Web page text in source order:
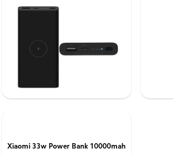
Xiaomi 33w Power Bank 10000mah